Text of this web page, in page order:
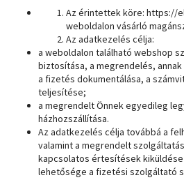
Az érintettek köre: https://
weboldalon vásárló
Az adatkezelés célja:
a weboldalon található webshop
biztosítása, a megrendelés,
a fizetés dokumentálása, a
teljesítése;
a megrendelt Önnek egyedileg
házhozszállítása.
Az adatkezelés célja továbbá a
valamint a megrendelt
kapcsolatos értesítések
lehetősége a fizetési szolgáltató